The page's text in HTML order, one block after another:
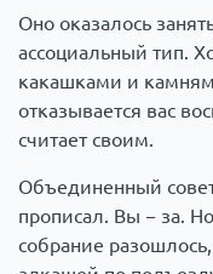
Оно оказалось
ассоциальный тип.
какашками и
отказывается вас
считает своим.
Объединенный
прописал. Вы − за.
собрание